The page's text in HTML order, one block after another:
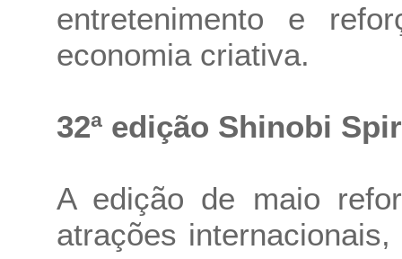
entretenimento e
economia criativa.
32ª edição Shinobi
A edição de maio
atrações